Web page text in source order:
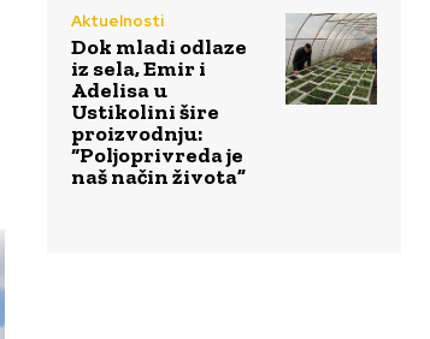
Aktuelnosti
Dok mladi odlaze
iz sela, Emir i
Adelisa u
Ustikolini šire
proizvodnju:
“Poljoprivreda je
naš način života”